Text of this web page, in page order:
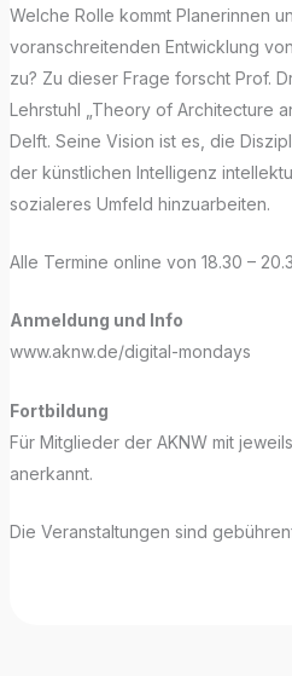
Welche Rolle kommt Planerinnen
voranschreitenden Entwicklung
zu? Zu dieser Frage forscht Prof.
Lehrstuhl „Theory of Architecture
Delft. Seine Vision ist es, die
der künstlichen Intelligenz
sozialeres Umfeld hinzuarbeiten.
Alle Termine online von 18.30 –
Anmeldung und Info
www.aknw.de/digital-mondays
Fortbildung
Für Mitglieder der AKNW mit
anerkannt.
Die Veranstaltungen sind